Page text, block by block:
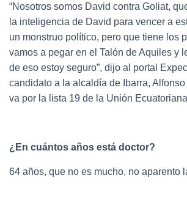
“Nosotros somos David contra Goliat,
la inteligencia de David para vencer a
un monstruo político, pero que tiene los
vamos a pegar en el Talón de Aquiles y
de eso estoy seguro”, dijo al portal
candidato a la alcaldía de Ibarra,
va por la lista 19 de la Unión
¿En cuántos años está doctor?
64 años, que no es mucho, no aparento